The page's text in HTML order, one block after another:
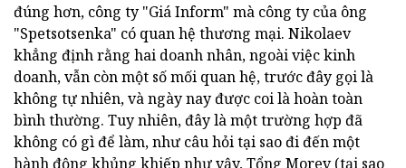
đúng hơn, công ty "Giá Inform" mà công ty của ông
"Spetsotsenka" có quan hệ thương mại. Nikolaev
khẳng định rằng hai doanh nhân, ngoài việc kinh
doanh, vẫn còn một số mối quan hệ, trước đây gọi là
không tự nhiên, và ngày nay được coi là hoàn toàn
bình thường. Tuy nhiên, đây là một trường hợp đã
không có gì để làm, như câu hỏi tại sao đi đến một
hành động khủng khiếp như vậy, Tổng Morev (tại sao